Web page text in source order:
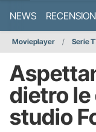
NEWS
Movieplayer Serie
dietro le
studio